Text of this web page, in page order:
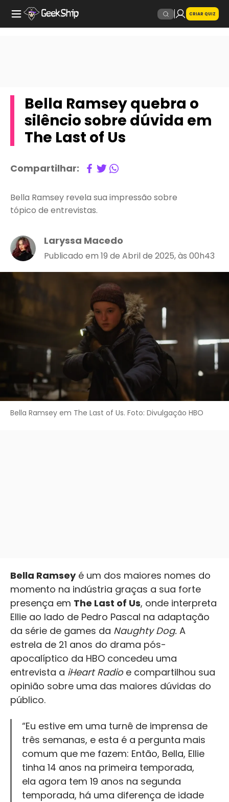
CRIAR QUIZ
Bella Ramsey quebra o
silêncio sobre dúvida em
The Last of Us
Compartilhar:
Bella Ramsey revela sua impressão sobre
tópico de entrevistas.
Laryssa Macedo
Publicado em 19 de Abril de 2025, às 00h43
Bella Ramsey em The Last of Us. Foto: Divulgação HBO
Bella Ramseyé um dos maiores nomes do
momento na indústria graças a sua forte
presença em The Last of Us, onde interpreta
Ellie ao lado de Pedro Pascal na adaptação
da série de games da Naughty Dog. A
estrela de 21 anos do drama pós-
apocalíptico da HBO concedeu uma
entrevista a iHeart Radio e compartilhou sua
opinião sobre uma das maiores dúvidas do
público.
“Eu estive em uma turnê de imprensa de
três semanas, e esta é a pergunta mais
comum que me fazem: Então, Bella, Ellie
tinha 14 anos na primeira temporada,
ela agora tem 19 anos na segunda
temporada, há uma diferença de idade